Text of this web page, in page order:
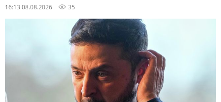
16:13 08.08.2026 35